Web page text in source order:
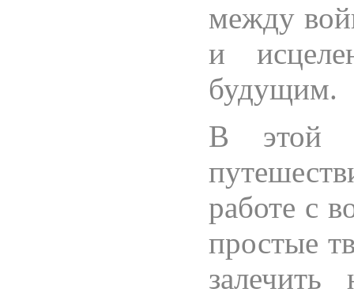
между
и
будущим.
В этой
работе с
простые